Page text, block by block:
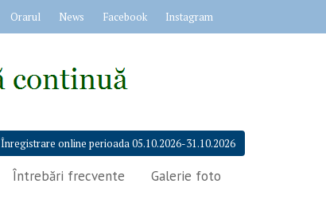
Orarul News Facebook Instagram
Înregistrare online perioada 05.10.2026-31.10.2026
Întrebări frecvente Galerie foto